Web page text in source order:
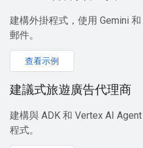
建構外掛程式，使用 Gemini
郵件。
查看示例
建議式旅遊廣告代理商
建構與 ADK 和 Vertex AI
程式。